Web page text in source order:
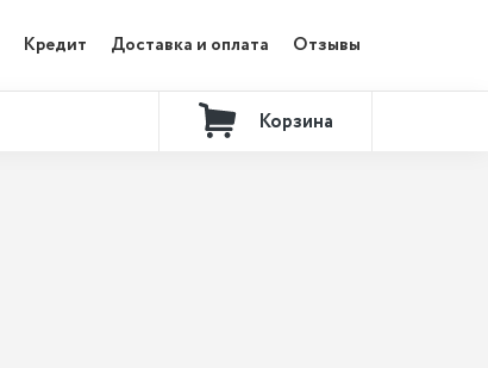
Кредит Доставка и оплата Отзывы
Контакты
Корзина